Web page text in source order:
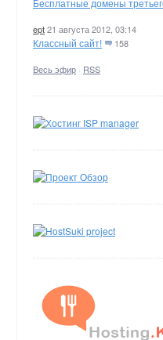
Бесплатные домены
ept21 августа 2012, 03:14
Классный сайт! 158
Весь эфир · RSS